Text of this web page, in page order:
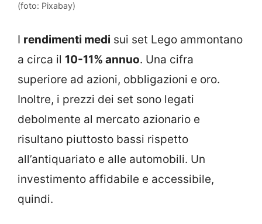
(foto: Pixabay)
I rendimenti medi sui set Lego ammontano
a circa il 10-11% annuo. Una cifra
superiore ad azioni, obbligazioni e oro.
Inoltre, i prezzi dei set sono legati
debolmente al mercato azionario e
risultano piuttosto bassi rispetto
all’antiquariato e alle automobili. Un
investimento affidabile e accessibile,
quindi.